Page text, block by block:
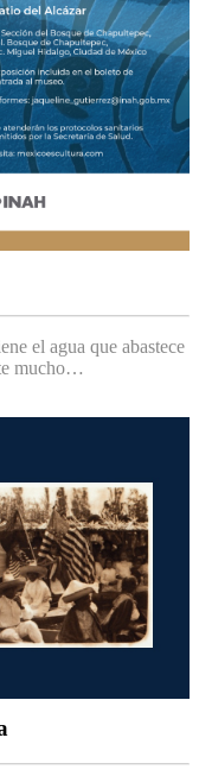
el agua que abastece
mucho…